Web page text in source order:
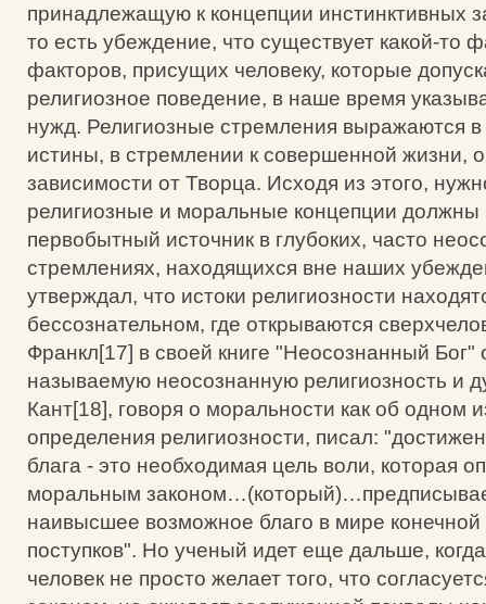
принадлежащую к концепции инстинктивных
то есть убеждение, что существует какой-то
факторов, присущих человеку, которые
религиозное поведение, в наше время
нужд. Религиозные стремления выражаются в
истины, в стремлении к совершенной жизни,
зависимости от Творца. Исходя из этого,
религиозные и моральные концепции должны
первобытный источник в глубоких, часто
стремлениях, находящихся вне наших
утверждал, что истоки религиозности
бессознательном, где открываются
Франкл[17] в своей книге "Неосознанный Бог"
называемую неосознанную религиозность и
Кант[18], говоря о моральности как об одном
определения религиозности, писал:
блага - это необходимая цель воли, которая
моральным
наивысшее возможное благо в мире
поступков". Но ученый идет еще дальше,
человек не просто желает того, что